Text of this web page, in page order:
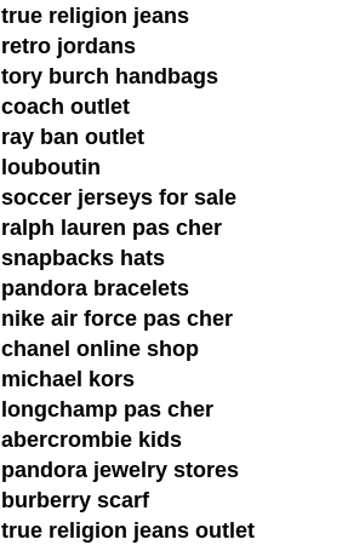
true religion jeans
retro jordans
tory burch handbags
coach outlet
ray ban outlet
louboutin
soccer jerseys for sale
ralph lauren pas cher
snapbacks hats
pandora bracelets
nike air force pas cher
chanel online shop
michael kors
longchamp pas cher
abercrombie kids
pandora jewelry stores
burberry scarf
true religion jeans outlet